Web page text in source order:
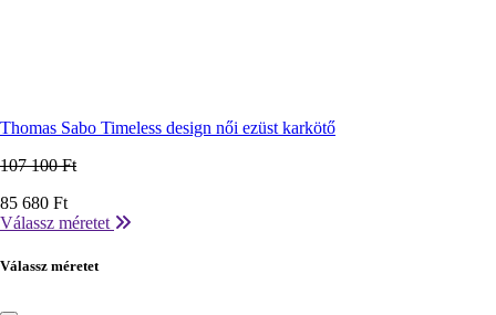
Thomas Sabo Timeless design női ezüst karkötő
107 100 Ft
Ár
85 680 Ft
Válassz méretet
Válassz méretet